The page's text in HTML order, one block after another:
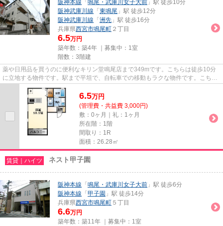
阪神本線 「 鳴尾・武庫川女子大前 」駅 徒歩10分
阪神武庫川線 「 東鳴尾 」駅 徒歩12分
阪神武庫川線 「 洲先 」駅 徒歩16分
兵庫県西宮市鳴尾町 ２丁目
6.5万円
築年数：築4年 ｜募集中： 1室
階数：3階建
薬や日用品を買うのに便利なキリン堂鳴尾店まで349mです。こちらは徒歩10分
に立地する物件です。駅まで平坦で、自転車での移動もラクな物件です。こちら
のアパートからは2駅が近くにあ...
6.5万円
(管理費・共益費 3,000円)
敷：0ヶ月｜礼：1ヶ月
所在階：1階
間取り：1R
面積：26.28㎡
賃貸｜ハイツ ネスト甲子園
阪神本線 「 鳴尾・武庫川女子大前 」駅 徒歩6分
阪神本線 「 甲子園 」駅 徒歩14分
兵庫県西宮市鳴尾町 ５丁目
6.6万円
築年数：築11年 ｜募集中： 1室